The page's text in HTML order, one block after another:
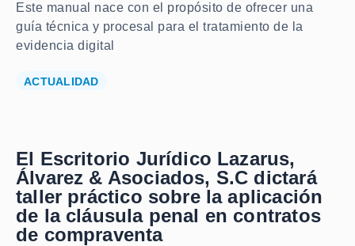
Este manual nace con el propósito de ofrecer una
guía técnica y procesal para el tratamiento de la
evidencia digital
ACTUALIDAD
El Escritorio Jurídico Lazarus,
Álvarez & Asociados, S.C dictará
taller práctico sobre la aplicación
de la cláusula penal en contratos
de compraventa